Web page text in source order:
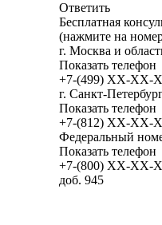
Ответить
Бесплатная
(нажмите на
г. Москва и
Показать телефон
+7-(499) XX-XX-
г. Санкт-
Показать телефон
+7-(812) XX-XX-
Федеральный
Показать телефон
+7-(800) XX-XX-
доб. 945